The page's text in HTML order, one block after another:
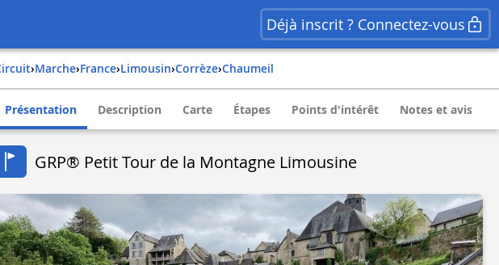
Déjà inscrit ? Connectez-vous
Circuit› Marche› france› limousin› corrèze› chaumeil
Présentation Description Carte Étapes Points d'intérêt Notes et avis
GRP® Petit Tour de la Montagne Limousine